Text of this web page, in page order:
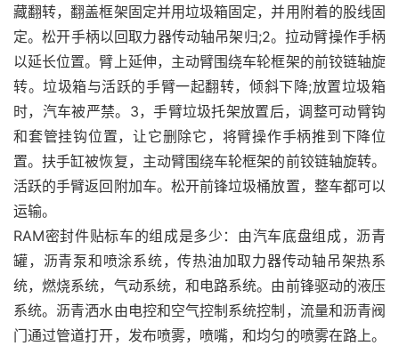
藏翻转，翻盖框架固定并用垃圾箱固定，并用附着的股线固
定。松开手柄以回取力器传动轴吊架归;2。拉动臂操作手柄
以延长位置。臂上延伸，主动臂围绕车轮框架的前铰链轴旋
转。垃圾箱与活跃的手臂一起翻转，倾斜下降;放置垃圾箱
时，汽车被严禁。3，手臂垃圾托架放置后，调整可动臂钩
和套管挂钩位置，让它删除它，将臂操作手柄推到下降位
置。扶手缸被恢复，主动臂围绕车轮框架的前铰链轴旋转。
活跃的手臂返回附加车。松开前锋垃圾桶放置，整车都可以
运输。
RAM密封件贴标车的组成是多少：由汽车底盘组成，沥青
罐，沥青泵和喷涂系统，传热油加取力器传动轴吊架热系
统，燃烧系统，气动系统，和电路系统。由前锋驱动的液压
系统。沥青洒水由电控和空气控制系统控制，流量和沥青阀
门通过管道打开，发布喷雾，喷嘴，和均匀的喷雾在路上。